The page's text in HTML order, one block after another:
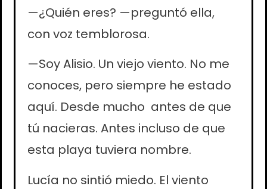
—¿Quién eres? —preguntó ella,
con voz temblorosa.
—Soy Alisio. Un viejo viento. No me
conoces, pero siempre he estado
aquí. Desde mucho antes de que
tú nacieras. Antes incluso de que
esta playa tuviera nombre.
Lucía no sintió miedo. El viento